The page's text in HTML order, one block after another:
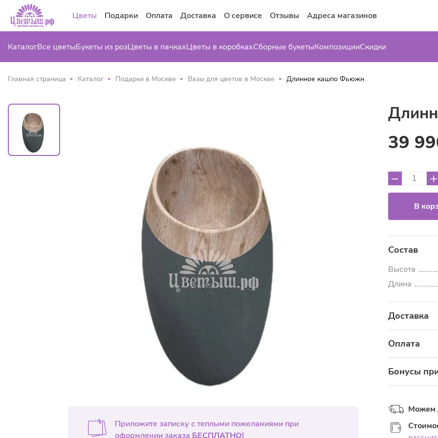
Цветы Подарки Оплата Доставка О сервисе Отзывы Адреса магазинов
КаталогВсе цветыБукеты из розЦветы в пачкахЦветы в коробкахСборные букетыКомпозицииСкидки
Главная страница Каталог Подарки в Москве Вазы для цветов в Москве Длинное кашпо Фьюжн
Приложите записку с теплыми пожеланиями при
оформлении заказа БЕСПЛАТНО!
39
– +
В
Состав
Высота
Длина
Доставка
Оплата
В магазине
Через
Бонусы
на сайте
Можем